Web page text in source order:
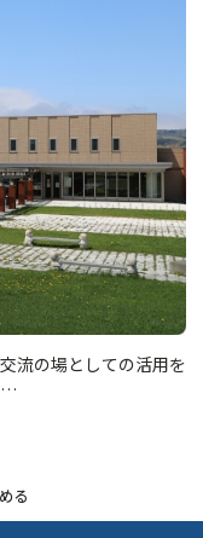
る
流の場としての活用を
…